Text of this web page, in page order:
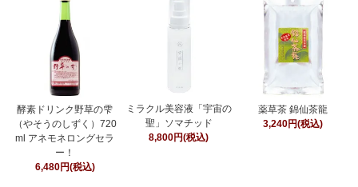
酵素ドリンク野草の雫
（やそうのしずく）720
ml アネモネロングセラ
ー！
6,480円(税込)
ミラクル美容液「宇宙の
聖」ソマチッド
8,800円(税込)
薬草茶 錦仙茶龍
3,240円(税込)